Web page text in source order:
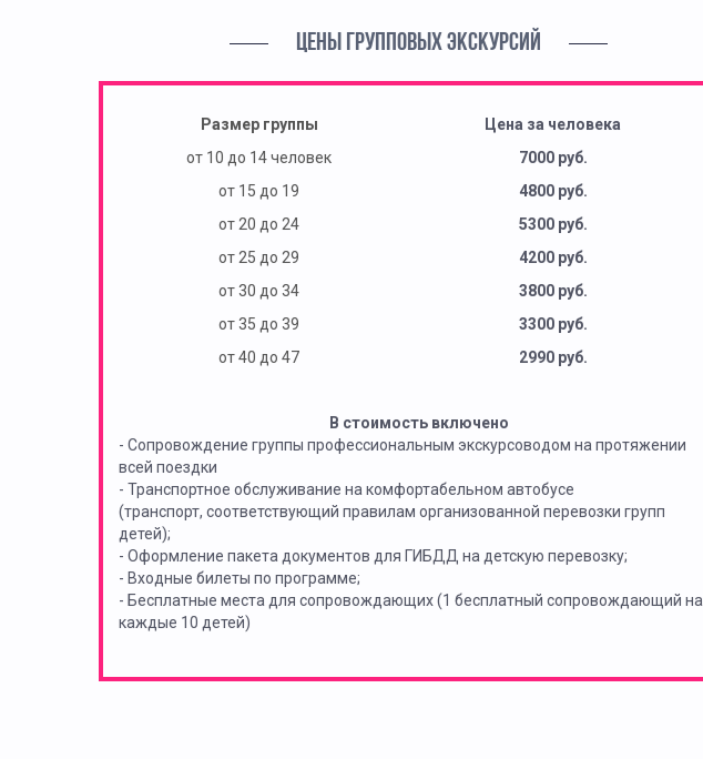
ЦЕНЫ ГРУППОВЫХ ЭКСКУРСИЙ
Размер группы
Цена за человека
от 10 до 14 человек
7000 руб.
от 15 до 19
4800 руб.
от 20 до 24
5300 руб.
от 25 до 29
4200 руб.
от 30 до 34
3800 руб.
от 35 до 39
3300 руб.
от 40 до 47
2990 руб.
В стоимость включено
- Сопровождение группы профессиональным экскурсоводом на протяжении
всей поездки
- Транспортное обслуживание на комфортабельном автобусе
(транспорт, соответствующий правилам организованной перевозки групп
детей);
- Оформление пакета документов для ГИБДД на детскую перевозку;
- Входные билеты по программе;
- Бесплатные места для сопровождающих (1 бесплатный сопровождающий на
каждые 10 детей)